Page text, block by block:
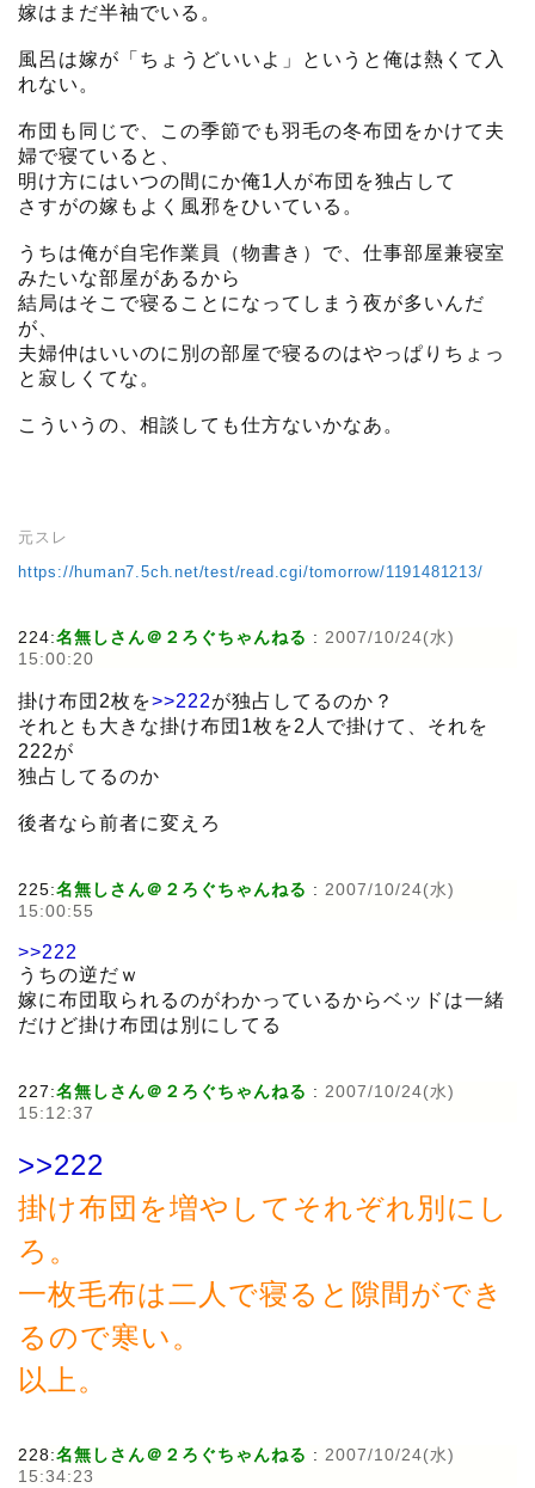
嫁はまだ半袖でいる。
風呂は嫁が「ちょうどいいよ」というと俺は熱くて入
れない。
布団も同じで、この季節でも羽毛の冬布団をかけて夫
婦で寝ていると、
明け方にはいつの間にか俺1人が布団を独占して
さすがの嫁もよく風邪をひいている。
うちは俺が自宅作業員（物書き）で、仕事部屋兼寝室
みたいな部屋があるから
結局はそこで寝ることになってしまう夜が多いんだ
が、
夫婦仲はいいのに別の部屋で寝るのはやっぱりちょっ
と寂しくてな。
こういうの、相談しても仕方ないかなあ。
元スレ
https://human7.5ch.net/test/read.cgi/tomorrow/1191481213/
224:名無しさん＠２ろぐちゃんねる : 2007/10/24(水)
15:00:20
掛け布団2枚を>>222が独占してるのか？
それとも大きな掛け布団1枚を2人で掛けて、それを
222が
独占してるのか
後者なら前者に変えろ
225:名無しさん＠２ろぐちゃんねる : 2007/10/24(水)
15:00:55
>>222
うちの逆だｗ
嫁に布団取られるのがわかっているからベッドは一緒
だけど掛け布団は別にしてる
227:名無しさん＠２ろぐちゃんねる : 2007/10/24(水)
15:12:37
>>222
掛け布団を増やしてそれぞれ別にし
ろ。
一枚毛布は二人で寝ると隙間ができ
るので寒い。
以上。
228:名無しさん＠２ろぐちゃんねる : 2007/10/24(水)
15:34:23